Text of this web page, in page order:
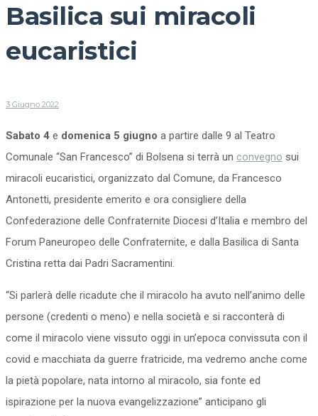
Basilica sui miracoli
eucaristici
3 Giugno 2022
Sabato 4 e domenica 5 giugno a partire dalle 9 al Teatro
Comunale “San Francesco” di Bolsena si terrà un convegno sui
miracoli eucaristici, organizzato dal Comune, da Francesco
Antonetti, presidente emerito e ora consigliere della
Confederazione delle Confraternite Diocesi d’Italia e membro del
Forum Paneuropeo delle Confraternite, e dalla Basilica di Santa
Cristina retta dai Padri Sacramentini.
“Si parlerà delle ricadute che il miracolo ha avuto nell’animo delle
persone (credenti o meno) e nella società e si racconterà di
come il miracolo viene vissuto oggi in un’epoca convissuta con il
covid e macchiata da guerre fratricide, ma vedremo anche come
la pietà popolare, nata intorno al miracolo, sia fonte ed
ispirazione per la nuova evangelizzazione” anticipano gli